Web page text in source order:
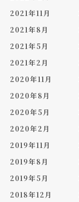
2021年11月
2021年8月
2021年5月
2021年2月
2020年11月
2020年8月
2020年5月
2020年2月
2019年11月
2019年8月
2019年5月
2018年12月